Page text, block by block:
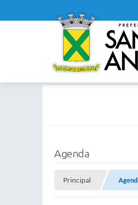
Agenda
Principal